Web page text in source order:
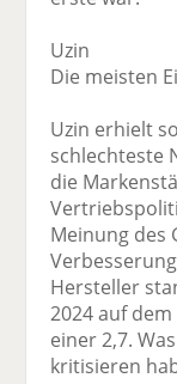
Uzin
Die meisten
Uzin erhielt
schlechteste
die
Meinung des
Hersteller
2024 auf
einer 2,7.
kritisieren